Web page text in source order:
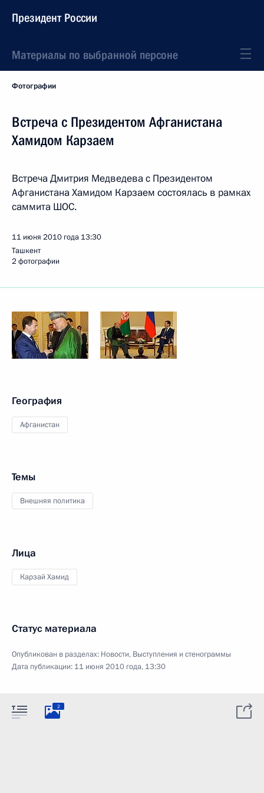
Президент России
Материалы по выбранной персоне
Фотографии
Встреча с Президентом Афганистана
Хамидом Карзаем
Встреча Дмитрия Медведева с Президентом
Афганистана Хамидом Карзаем состоялась в рамках
саммита ШОС.
11 июня 2010 года 13:30
Ташкент
2 фотографии
География
Афганистан
Темы
Внешняя политика
Лица
Карзай Хамид
Статус материала
Опубликован в разделах: Новости, Выступления и стенограммы
Дата публикации: 11 июня 2010 года, 13:30
2